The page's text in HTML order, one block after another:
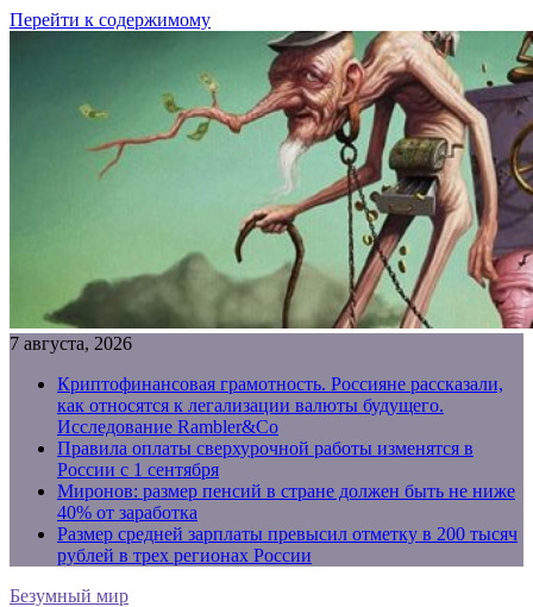
Перейти к содержимому
7 августа, 2026
Криптофинансовая грамотность. Россияне рассказали,
как относятся к легализации валюты будущего.
Исследование Rambler&Co
Правила оплаты сверхурочной работы изменятся в
России с 1 сентября
Миронов: размер пенсий в стране должен быть не ниже
40% от заработка
Размер средней зарплаты превысил отметку в 200 тысяч
рублей в трех регионах России
Безумный мир